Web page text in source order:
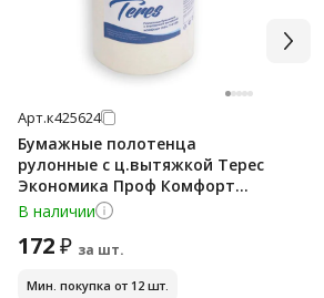
Арт.к425624
Бумажные полотенца
рулонные с ц.вытяжкой Терес
Экономика Проф Комфорт
mini Т-0130 120м, 1 слой,
В наличии
172₽ за шт.
Мин. покупка от 12 шт.